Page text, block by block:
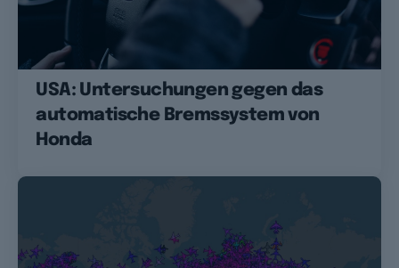
USA: Untersuchungen gegen das
automatische Bremssystem von
Honda